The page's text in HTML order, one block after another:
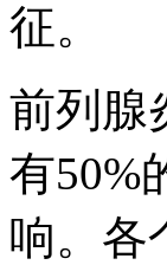
征。
前列腺
有50%
响。各